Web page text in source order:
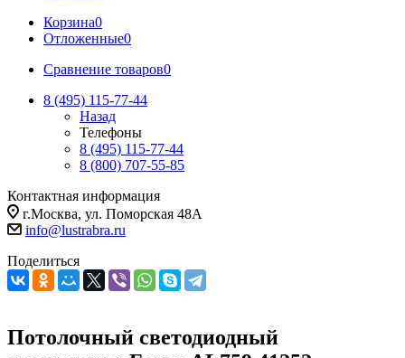
Корзина0
Отложенные0
Сравнение товаров0
8 (495) 115-77-44
Назад
Телефоны
8 (495) 115-77-44
8 (800) 707-55-85
Контактная информация
г.Москва, ул. Поморская 48А
info@lustrabra.ru
Поделиться
Потолочный светодиодный